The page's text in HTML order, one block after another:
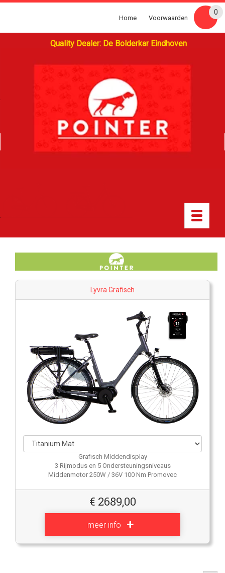
Quality Dealer: De Bolderkar Eindhoven
Home Voorwaarden
0
Toggle
Lyvra Grafisch
Grafisch Middendisplay
3 Rijmodus en 5 Ondersteuningsniveaus
Middenmotor 250W / 36V 100 Nm Promovec
€ 2689,00
meer info